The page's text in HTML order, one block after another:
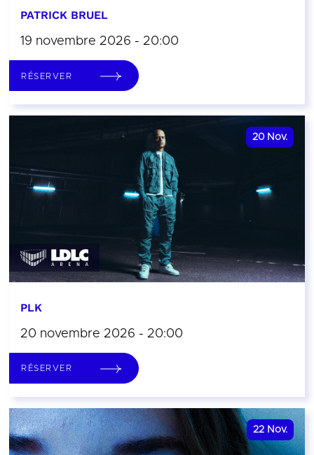
PATRICK BRUEL
19 novembre 2026 - 20:00
RÉSERVER
20 Nov.
PLK
20 novembre 2026 - 20:00
RÉSERVER
22 Nov.